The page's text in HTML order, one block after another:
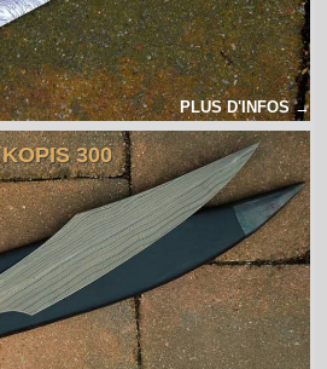
PLUS D'INFOS →
KOPIS 300